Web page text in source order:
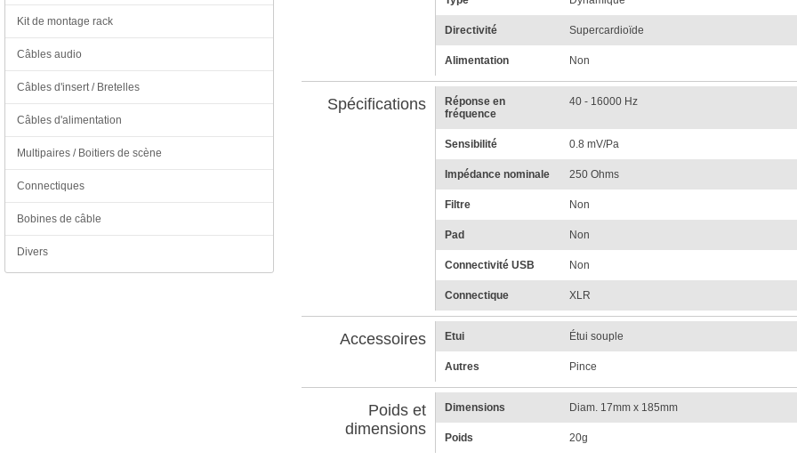
Directivité Supercardioïde
Alimentation Non
Spécifications
Réponse en
fréquence
40 - 16000 Hz
Sensibilité 0.8 mV/Pa
Impédance nominale 250 Ohms
Filtre Non
Pad Non
Connectivité USB Non
Connectique XLR
Accessoires Etui Étui souple
Autres Pince
Poids et
dimensions
Dimensions Diam. 17mm x 185mm
Poids 20g
Kit de montage rack
Câbles audio
Câbles d'insert / Bretelles
Câbles d'alimentation
Multipaires / Boitiers de scène
Connectiques
Bobines de câble
Divers